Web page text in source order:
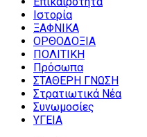
Ιστορία
ΞΑΦΝΙΚΑ
ΟΡΘΟΔΟΞΙΑ
ΠΟΛΙΤΙΚΗ
Πρόσωπα
ΣΤΑΘΕΡΗ ΓΝΩΣΗ
Στρατιωτικά Νέα
Συνωμοσίες
ΥΓΕΙΑ